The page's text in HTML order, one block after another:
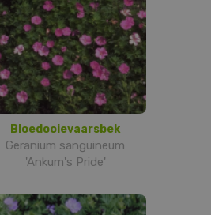
Bloedooievaarsbek
Geranium sanguineum
'Ankum's Pride'